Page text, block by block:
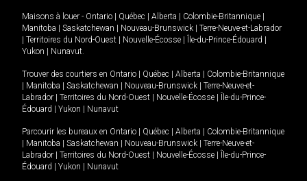
Maisons à louer - Ontario Québec Alberta Colombie-Britannique
Manitoba
Saskatchewan Nouveau-Brunswick
Terre-Neuve-et-Labrador
Territoires du Nord-Ouest Nouvelle-Écosse Île-du-Prince-Édouard
Yukon
Nunavut.
Trouver des courtiers en Ontario Québec Alberta
Colombie-Britannique
Manitoba Saskatchewan Nouveau-Brunswick
Terre-Neuve-et-
Labrador
Territoires du Nord-Ouest Nouvelle-Écosse
Île-du-Prince-
Édouard
Yukon Nunavut
Parcourir les bureaux en Ontario Québec Alberta
Colombie-Britannique
Manitoba Saskatchewan Nouveau-Brunswick
Terre-Neuve-et-
Labrador
Territoires du Nord-Ouest Nouvelle-Écosse
Île-du-Prince-
Édouard
Yukon Nunavut